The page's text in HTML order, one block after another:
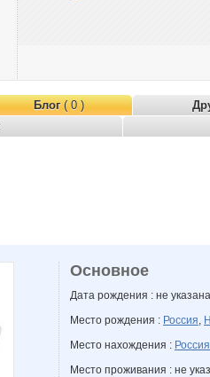
Блог( 0 )
Основное
Дата рождения : не указана
Место рождения : Россия,
Место нахождения : Россия
Место проживания : не